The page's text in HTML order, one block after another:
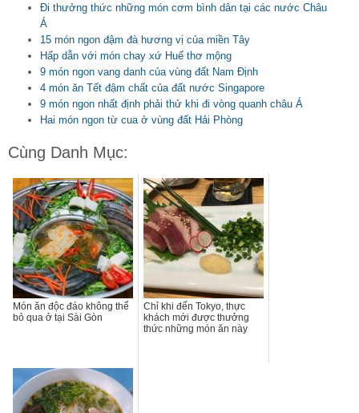
Đi thưởng thức những món cơm bình dân tại các nước Châu
Á
15 món ngon đậm đà hương vị của miền Tây
Hấp dẫn với món chay xứ Huế thơ mộng
9 món ngon vang danh của vùng đất Nam Định
4 món ăn Tết đậm chất của đất nước Singapore
9 món ngon nhất định phải thử khi đi vòng quanh châu Á
Hai món ngon từ cua ở vùng đất Hải Phòng
Cùng Danh Mục:
Món ăn độc đáo không thể
bỏ qua ở tại Sài Gòn
Chỉ khi đến Tokyo, thực
khách mới được thưởng
thức những món ăn này